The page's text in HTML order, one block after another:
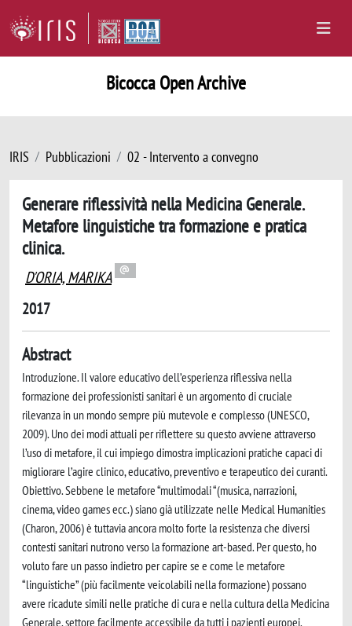
Bicocca Open Archive
IRIS Pubblicazioni 02 - Intervento a convegno
Generare riflessività nella Medicina Generale.
Metafore linguistiche tra formazione e pratica
clinica.
D'ORIA, MARIKA
2017
Abstract
Introduzione. Il valore educativo dell’esperienza riflessiva nella
formazione dei professionisti sanitari è un argomento di cruciale
rilevanza in un mondo sempre più mutevole e complesso (UNESCO,
2009). Uno dei modi attuali per riflettere su questo avviene attraverso
l’uso di metafore, il cui impiego dimostra implicazioni pratiche capaci di
migliorare l’agire clinico, educativo, preventivo e terapeutico dei curanti.
Obiettivo. Sebbene le metafore “multimodali “(musica, narrazioni,
cinema, video games ecc.) siano già utilizzate nelle Medical Humanities
(Charon, 2006) è tuttavia ancora molto forte la resistenza che diversi
contesti sanitari nutrono verso la formazione art-based. Per questo, ho
voluto fare un passo indietro per capire se e come le metafore
“linguistiche” (più facilmente veicolabili nella formazione) possano
avere ricadute simili nelle pratiche di cura e nella cultura della Medicina
Generale, settore facilmente accessibile da tutti i pazienti europei.